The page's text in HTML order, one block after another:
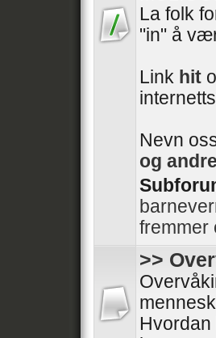
La folk
"in" å
Link hit
Nevn
og andre
fremmer
>>